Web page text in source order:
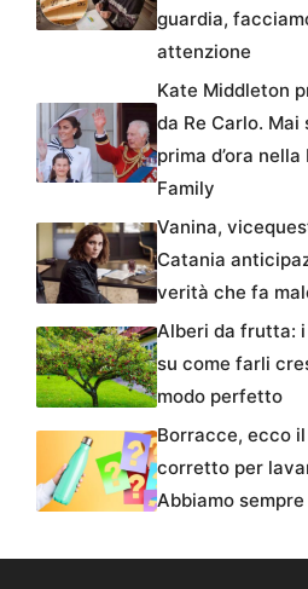
guardia,
attenzione
Kate Middleton
da Re Carlo. Mai
prima d’ora nella
Family
Vanina,
Catania
verità che fa
Alberi da frutta:
su come farli
modo perfetto
Borracce, ecco
corretto per
Abbiamo